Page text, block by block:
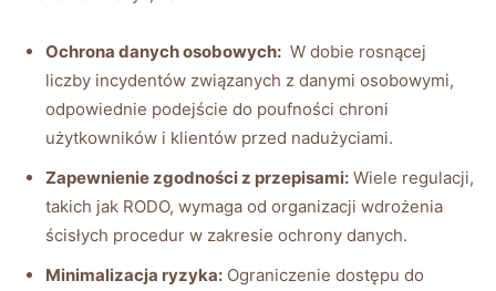
Ochrona danych osobowych: ‌ W dobie rosnącej
liczby incydentów związanych z danymi osobowymi,
odpowiednie podejście do poufności chroni
użytkowników i klientów przed ⁤nadużyciami.
Zapewnienie‌ zgodności ⁢z przepisami: Wiele regulacji,
⁢takich jak RODO, wymaga od‌ organizacji ​wdrożenia
ścisłych procedur w‌ zakresie ochrony ​danych.
Minimalizacja ryzyka: Ograniczenie⁢ dostępu do